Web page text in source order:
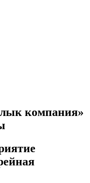
компания»